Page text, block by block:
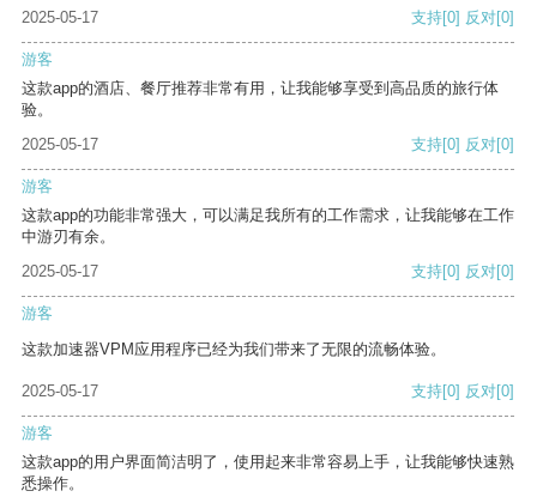
2025-05-17 支持[0] 反对[0]
游客
这款app的酒店、餐厅推荐非常有用，让我能够享受到高品质的旅行体
验。
2025-05-17
支持[0] 反对[0]
游客
这款app的功能非常强大，可以满足我所有的工作需求，让我能够在工作
中游刃有余。
2025-05-17
支持[0] 反对[0]
游客
这款加速器VPM应用程序已经为我们带来了无限的流畅体验。
2025-05-17 支持[0] 反对[0]
游客
这款app的用户界面简洁明了，使用起来非常容易上手，让我能够快速熟
悉操作。